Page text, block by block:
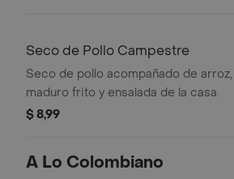
Seco de Pollo Campestre
Seco de pollo acompañado de arroz,
maduro frito y ensalada de la casa.
$ 8,99
A Lo Colombiano